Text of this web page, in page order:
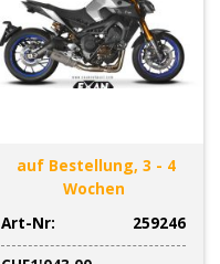
auf Bestellung, 3 - 4
Wochen
Art-Nr:
259246